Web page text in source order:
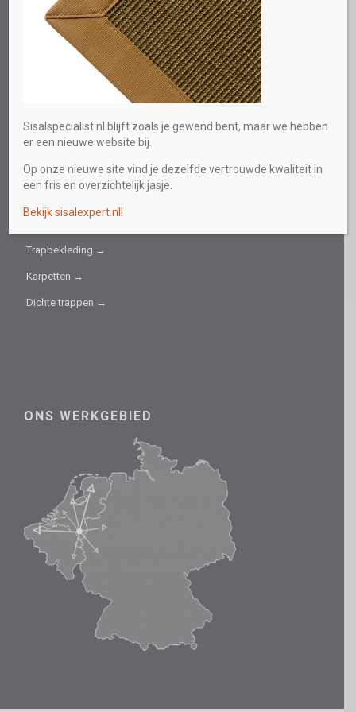
Direct persoonlijk advies
0613219559
info@sisalspecialist.nl
INFORMATIEF
Collectie →
Trapbekleding →
Karpetten →
Dichte trappen →
ONS WERKGEBIED
Sisalspecialist.nl blijft zoals je gewend bent, maar we hebben
er een nieuwe website bij.
Op onze nieuwe site vind je dezelfde vertrouwde kwaliteit in
een fris en overzichtelijk jasje.
Bekijk sisalexpert.nl!